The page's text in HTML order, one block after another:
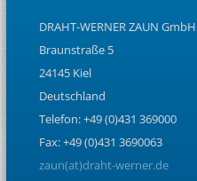
DRAHT-WERNER ZAUN GmbH
Braunstraße 5
24145 Kiel
Deutschland
Telefon: +49 (0)431 369000
Fax: +49 (0)431 3690063
zaun(at)draht-werner.de